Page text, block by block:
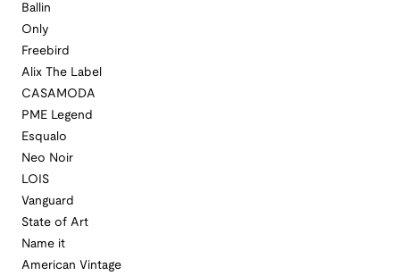
Ballin
Only
Freebird
Alix The Label
CASAMODA
PME Legend
Esqualo
Neo Noir
LOIS
Vanguard
State of Art
Name it
American Vintage